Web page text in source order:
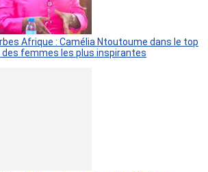
Afrique : Camélia Ntoutoume dans le top
des femmes les plus inspirantes